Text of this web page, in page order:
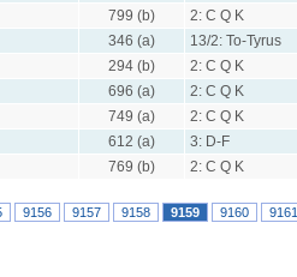
799 (b)
2: C Q K
346 (a)
13/2: To-Tyrus
294 (b)
2: C Q K
696 (a)
2: C Q K
749 (a)
2: C Q K
612 (a)
3: D-F
769 (b) 2: C Q K
9156 9157 9158 9159 9160 9161